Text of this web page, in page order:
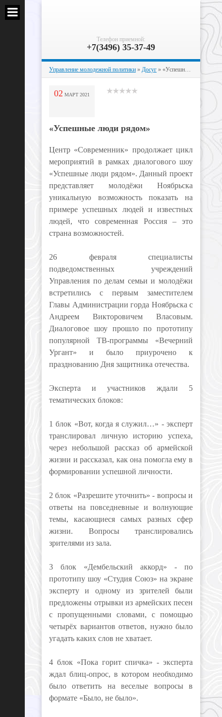
Телефон приемной:
+7(3496) 35-37-49
Управление молодежной политики » Досуг » «Успешные люди рядом»
02 МАРТ 2021
«Успешные люди рядом»
Центр «Современник» продолжает цикл
мероприятий в рамках диалогового шоу
«Успешные люди рядом». Данный проект
представляет молодёжи Ноябрьска
уникальную возможность показать на
примере успешных людей и известных
людей, что современная Россия – это
страна возможностей.
26 февраля специалисты
подведомственных учреждений
Управления по делам семьи и молодёжи
встретились с первым заместителем
Главы Администрации горда Ноябрьска с
Андреем Викторовичем Власовым.
Диалоговое шоу прошло по прототипу
популярной ТВ-программы «Вечерний
Ургант» и было приурочено к
празднованию Дня защитника отечества.
Эксперта и участников ждали 5
тематических блоков:
1 блок «Вот, когда я служил…» - эксперт
транслировал личную историю успеха,
через небольшой рассказ об армейской
жизни и рассказал, как она помогла ему в
формировании успешной личности.
2 блок «Разрешите уточнить» - вопросы и
ответы на повседневные и волнующие
темы, касающиеся самых разных сфер
жизни. Вопросы транслировались
зрителями из зала.
3 блок «Дембельский аккорд» - по
прототипу шоу «Студия Союз» на экране
эксперту и одному из зрителей были
предложены отрывки из армейских песен
с пропущенными словами, с помощью
четырёх вариантов ответов, нужно было
угадать каких слов не хватает.
4 блок «Пока горит спичка» - эксперта
ждал блиц-опрос, в котором необходимо
было ответить на веселые вопросы в
формате «Было, не было».